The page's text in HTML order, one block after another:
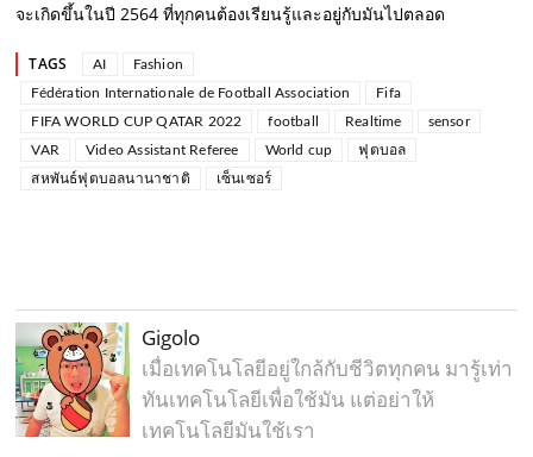
จะเกิดขึ้นในปี 2564 ที่ทุกคนต้องเรียนรู้และอยู่กับมันไปตลอด
TAGS AI
Fashion
Fédération Internationale de Football Association
Fifa
FIFA WORLD CUP QATAR 2022
football Realtime
sensor
VAR
Video Assistant Referee World cup
ฟุตบอล
สหพันธ์ฟุตบอลนานาชาติ
เซ็นเซอร์
Gigolo
เมื่อเทคโนโลยีอยู่ใกล้กับชีวิตทุกคน มารู้เท่า
ทันเทคโนโลยีเพื่อใช้มัน แต่อย่าให้
เทคโนโลยีมันใช้เรา